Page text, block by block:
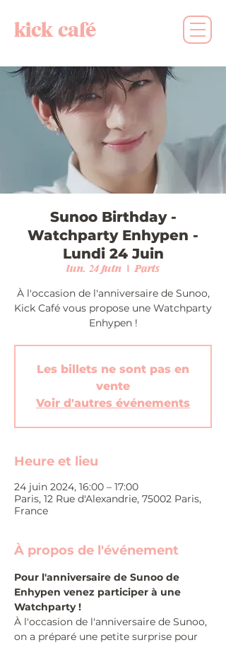
kick café
Sunoo Birthday -
Watchparty Enhypen -
Lundi 24 Juin
lun. 24 juin
  |
Paris
À l'occasion de l'anniversaire de Sunoo,
Kick Café vous propose une Watchparty
Enhypen !
Les billets ne sont pas en
vente
Voir d'autres événements
Heure et lieu
24 juin 2024, 16:00 – 17:00
Paris, 12 Rue d'Alexandrie, 75002 Paris,
France
À propos de l'événement
Pour l'anniversaire de Sunoo de
Enhypen venez participer à une
Watchparty !
À l'occasion de l'anniversaire de Sunoo,
on a préparé une petite surprise pour